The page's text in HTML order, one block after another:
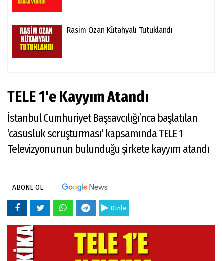
Rasim Ozan Kütahyalı Tutuklandı
TELE 1'e Kayyım Atandı
İstanbul Cumhuriyet Başsavcılığı’nca başlatılan
‘casusluk soruşturması’ kapsamında TELE 1
Televizyonu'nun bulunduğu şirkete kayyım atandı
ABONE OL
Dinle